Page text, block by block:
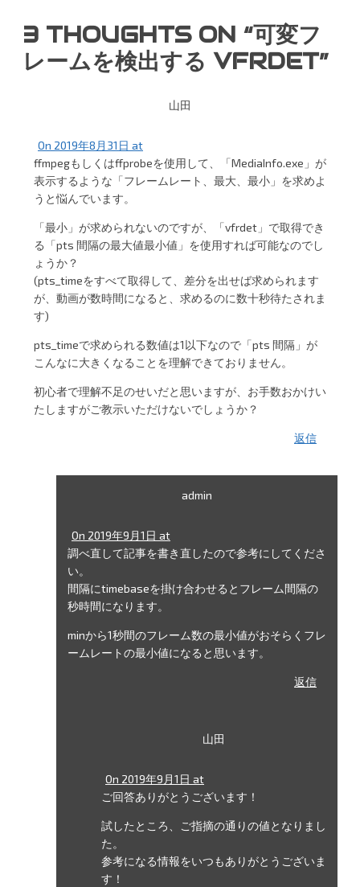
ョ
ン
3 THOUGHTS ON “可変フ
レームを検出する VFRDET”
山田
On 2019年8月31日 at
ffmpegもしくはffprobeを使用して、「MediaInfo.exe」が
表示するような「フレームレート、最大、最小」を求めよ
うと悩んでいます。
「最小」が求められないのですが、「vfrdet」で取得でき
る「pts 間隔の最大値最小値」を使用すれば可能なのでし
ょうか？
(pts_timeをすべて取得して、差分を出せば求められます
が、動画が数時間になると、求めるのに数十秒待たされま
す)
pts_timeで求められる数値は1以下なので「pts 間隔」が
こんなに大きくなることを理解できておりません。
初心者で理解不足のせいだと思いますが、お手数おかけい
たしますがご教示いただけないでしょうか？
返信
admin
On 2019年9月1日 at
調べ直して記事を書き直したので参考にしてくださ
い。
間隔にtimebaseを掛け合わせるとフレーム間隔の
秒時間になります。
minから1秒間のフレーム数の最小値がおそらくフレ
ームレートの最小値になると思います。
返信
山田
On 2019年9月1日 at
ご回答ありがとうございます！
試したところ、ご指摘の通りの値となりまし
た。
参考になる情報をいつもありがとうございま
す！